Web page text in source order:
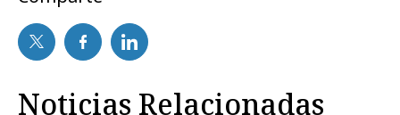
Noticias Relacionadas